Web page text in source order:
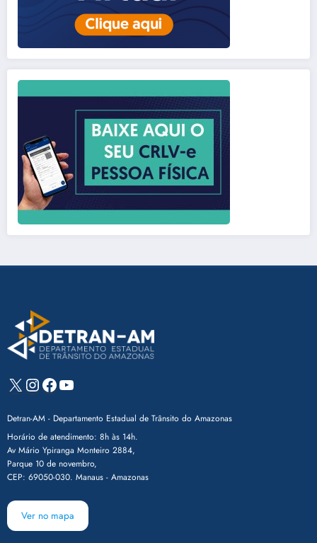
X Instagram
Facebook
Youtube
Detran-AM - Departamento Estadual de Trânsito do Amazonas
Horário de atendimento: 8h às 14h.
Av Mário Ypiranga Monteiro 2884,
Parque 10 de novembro,
CEP: 69050-030. Manaus - Amazonas
Ver no mapa